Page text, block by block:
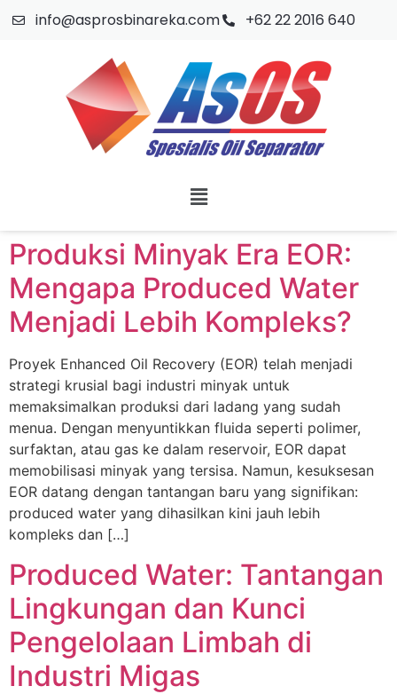
info@asprosbinareka.com +62 22 2016 640
Produksi Minyak Era EOR:
Mengapa Produced Water
Menjadi Lebih Kompleks?
Proyek Enhanced Oil Recovery (EOR) telah menjadi
strategi krusial bagi industri minyak untuk
memaksimalkan produksi dari ladang yang sudah
menua. Dengan menyuntikkan fluida seperti polimer,
surfaktan, atau gas ke dalam reservoir, EOR dapat
memobilisasi minyak yang tersisa. Namun, kesuksesan
EOR datang dengan tantangan baru yang signifikan:
produced water yang dihasilkan kini jauh lebih
kompleks dan […]
Produced Water: Tantangan
Lingkungan dan Kunci
Pengelolaan Limbah di
Industri Migas